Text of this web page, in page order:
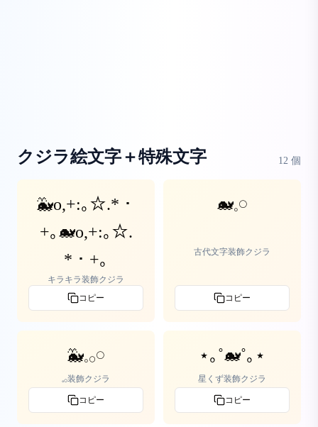
クジラ絵文字＋特殊文字 12 個
🐳o,+:｡☆.*・
+｡🐋o,+:｡☆.
*・+｡
キラキラ装飾クジラ
コピー
🐋‪‪𓈒𓏸
古代文字装飾クジラ
コピー
🐳𓈒𓂂𓏸
𓈒𓂂装飾クジラ
コピー
⋆｡˚🐋˚｡⋆
星くず装飾クジラ
コピー